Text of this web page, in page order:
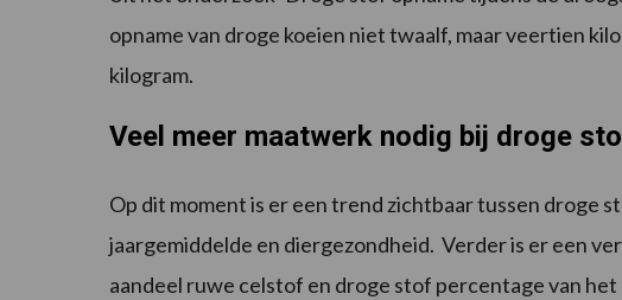
opname van droge koeien niet twaalf, maar veertien
kilogram.
Veel meer maatwerk nodig bij droge
Op dit moment is er een trend zichtbaar tussen droge
jaargemiddelde en diergezondheid. Verder is er een
aandeel ruwe celstof en droge stof percentage van